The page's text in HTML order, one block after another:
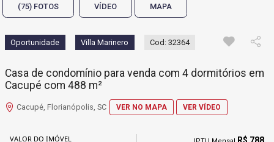
(75) FOTOS VÍDEO MAPA
Oportunidade Villa Marinero Cod: 32364
Casa de condomínio para venda com 4 dormitórios em
Cacupé com 488 m²
Cacupé, Florianópolis, SC VER NO MAPA VER VÍDEO
VALOR DO IMÓVEL R$ 788